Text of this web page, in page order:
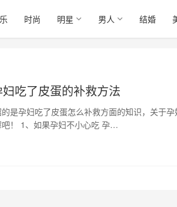
时尚 明星 男人 结婚
吃了皮蛋的补救方法
是孕妇吃了皮蛋怎么补救方面的知识，关于
！ 1、如果孕妇不小心吃 孕…